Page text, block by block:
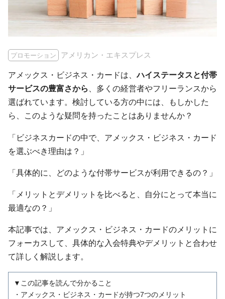
プロモーション アメリカン・エキスプレス
アメックス・ビジネス・カードは、ハイステータスと付帯
サービスの豊富さから
、多くの経営者やフリーランスから
選ばれています。検討している方の中には、もしかした
ら、このような疑問を持ったことはありませんか？
「ビジネスカードの中で、アメックス・ビジネス・カード
を選ぶべき理由は？」
「具体的に、どのような付帯サービスが利用できるの？」
「メリットとデメリットを比べると、自分にとって本当に
最適なの？」
本記事では、アメックス・ビジネス・カードのメリットに
フォーカスして、具体的な入会特典やデメリットと合わせ
て詳しく解説します。
▼この記事を読んで分かること
・アメックス・ビジネス・カードが持つ7つのメリット